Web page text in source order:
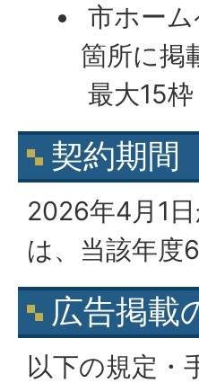
市ホー
箇所に掲
最大15枠
契約期間
2026年4月1
は、当該年度
広告掲載
以下の規定・